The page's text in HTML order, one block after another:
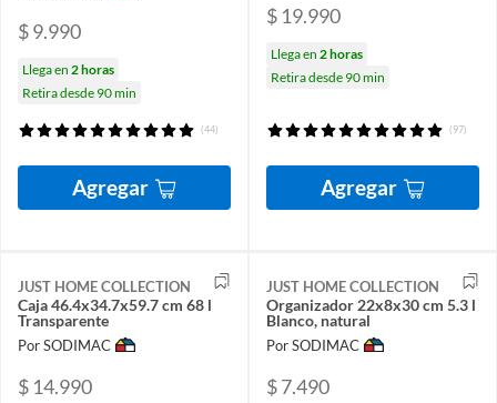
$ 9.990
Llega en 2 horas
Retira desde 90 min
(44)
Agregar
$ 19.990
Llega en 2 horas
Retira desde 90 min
(97)
Agregar
JUST HOME COLLECTION
Caja 46.4x34.7x59.7 cm 68 l
Transparente
Por SODIMAC
$ 14.990
JUST HOME COLLECTION
Organizador 22x8x30 cm 5.3 l
Blanco, natural
Por SODIMAC
$ 7.490